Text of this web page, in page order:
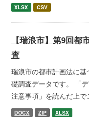
XLSX CSV
【瑞浪市】第9回都
査
瑞浪市の都市計画法に
礎調査データです。 「
注意事項」を読んだ上で
DOCX ZIP XLSX